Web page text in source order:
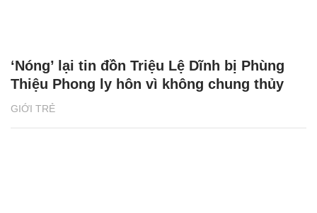
GIỚI TRẺ
‘Nóng’ lại tin đồn Triệu Lệ Dĩnh bị Phùng
Thiệu Phong ly hôn vì không chung thủy